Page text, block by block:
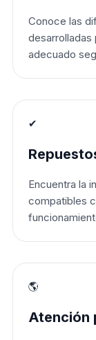
Conoce las
desarrolladas
adecuado
✔
Encuentra la
compatibles
🌎
Atención